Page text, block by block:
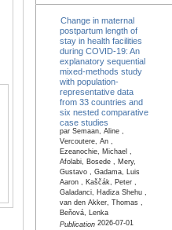
Change in maternal
postpartum length of
stay in health facilities
during COVID-19: An
explanatory sequential
mixed-methods study
with population-
representative data
from 33 countries and
six nested comparative
case studies
par Semaan, Aline ,
Vercoutere, An ,
Ezeanochie, Michael ,
Afolabi, Bosede , Mery,
Gustavo , Gadama, Luis
Aaron , Kaščák, Peter ,
Galadanci, Hadiza Shehu ,
van den Akker, Thomas ,
Beňová, Lenka
Publication2026-07-01